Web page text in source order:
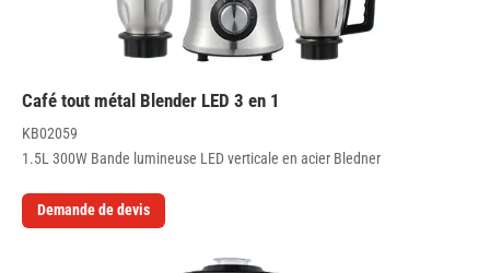
Café tout métal Blender LED 3 en 1
KB02059
1.5L 300W Bande lumineuse LED verticale en acier Bledner
Demande de devis